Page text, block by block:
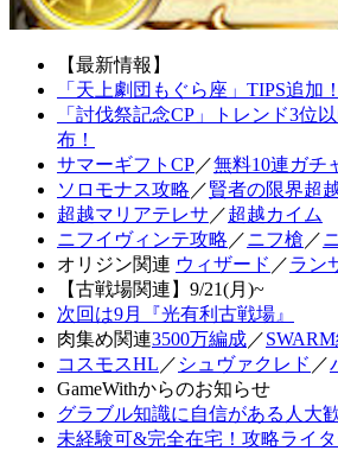
【最新情報】
「天上劇団もぐら座」TIPS追加
「討伐祭記念CP」トレンド3位
布！
サマーギフトCP／無料10連ガチ
ソロモナス攻略 ／賢者の限界超
超越マリアテレサ ／超越カイム
ニフイヴィンテ攻略 ／ニフ槍 ／
オリジン関連 ウィザード ／ラン
【古戦場関連】9/21(月)~
次回は9月『光有利古戦場』
肉集め関連3500万編成／
コスモスHL ／ シュヴァクレド ／
GameWithからのお知らせ
グラブル知識に自信がある人大
未経験可&完全在宅！攻略ライタ